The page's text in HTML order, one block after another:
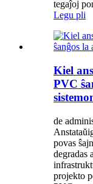
tegaĵoj
Legu pli
Kiel
PVC
de
povas
degradas
projekto